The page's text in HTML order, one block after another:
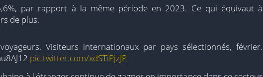
par rapport à la même période en 2023. Ce qui équivaut à
de plus.
Visiteurs internationaux par pays sélectionnés, février.
pic.twitter.com/xdSTiPjzJP